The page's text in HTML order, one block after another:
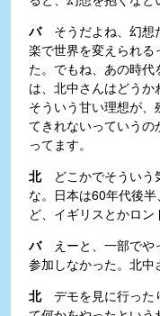
バそうだよね、幻想
楽で世界を変えられ
た。でもね、あの時
は、北中さんはどう
そういう甘い理想が
てきれないっていう
ってます。
北どこかでそういう
な。日本は60年代後
ど、イギリスとかロン
バえーと、一部でや
参加しなかった。北中
北デモを見に行った